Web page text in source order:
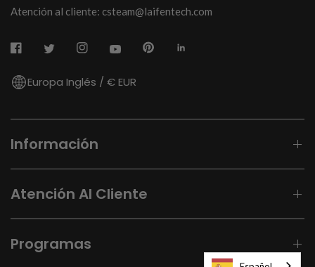
Atención al cliente: csteam@laifentech.com
Europa Inglés / € EUR
Información
Atención Al Cliente
Programas